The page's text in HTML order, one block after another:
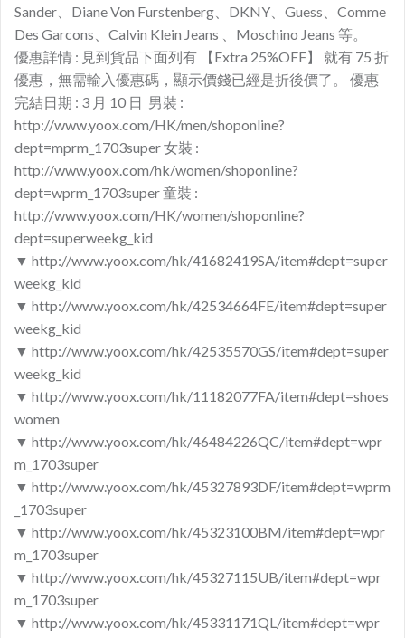
Sander、Diane Von Furstenberg、DKNY、Guess、Comme
Des Garcons、Calvin Klein Jeans 、Moschino Jeans 等。
優惠詳情 : 見到貨品下面列有 【Extra 25%OFF】 就有 75 折
優惠，無需輸入優惠碼，顯示價錢已經是折後價了。 優惠
完結日期 : 3 月 10 日 男裝 :
http://www.yoox.com/HK/men/shoponline?
dept=mprm_1703super 女裝 :
http://www.yoox.com/hk/women/shoponline?
dept=wprm_1703super 童裝 :
http://www.yoox.com/HK/women/shoponline?
dept=superweekg_kid
▼ http://www.yoox.com/hk/41682419SA/item#dept=super
weekg_kid
▼ http://www.yoox.com/hk/42534664FE/item#dept=super
weekg_kid
▼ http://www.yoox.com/hk/42535570GS/item#dept=super
weekg_kid
▼ http://www.yoox.com/hk/11182077FA/item#dept=shoes
women
▼ http://www.yoox.com/hk/46484226QC/item#dept=wpr
m_1703super
▼ http://www.yoox.com/hk/45327893DF/item#dept=wprm
_1703super
▼ http://www.yoox.com/hk/45323100BM/item#dept=wpr
m_1703super
▼ http://www.yoox.com/hk/45327115UB/item#dept=wpr
m_1703super
▼ http://www.yoox.com/hk/45331171QL/item#dept=wpr